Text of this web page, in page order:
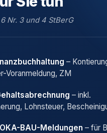
Nr. 3 und 4 StBerG
–
Voranmeldung, ZM
– inkl.
Lohnsteuer,
BAU-Meldungen – für